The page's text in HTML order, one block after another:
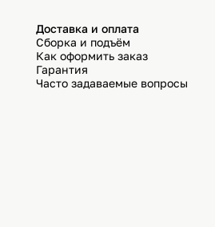
Доставка и оплата
Сборка и подъём
Как оформить заказ
Гарантия
Часто задаваемые вопросы